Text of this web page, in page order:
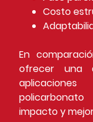
Costo
En
ofrecer una
impacto y